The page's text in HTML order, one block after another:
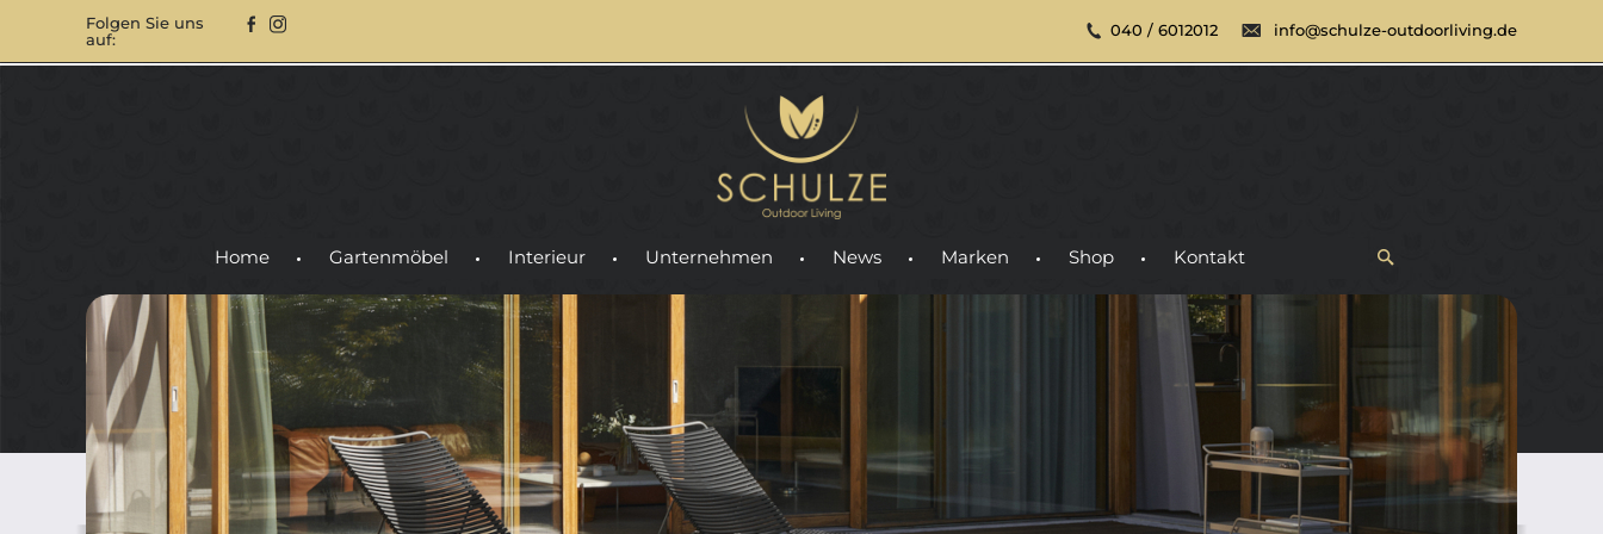
Folgen Sie uns
auf:
040 / 6012012 info@schulze-outdoorliving.de
Home Gartenmöbel Interieur Unternehmen News Marken Shop Kontakt